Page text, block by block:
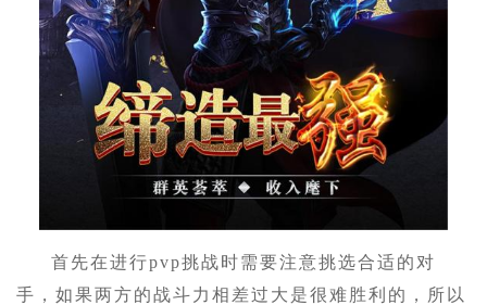
首先在进行pvp挑战时需要注意挑选合适的对
手，如果两方的战斗力相差过大是很难胜利的，所以